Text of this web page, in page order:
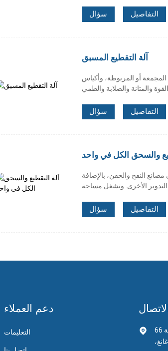
سؤال التفاصيل
آلة التقطيع المسبق
المجمعة أو المربوطة، وأكياس
سؤال التفاصيل
والسحق الكل في واحد
النفخ والحقن، بالإضافة
سؤال التفاصيل
دعم العملاء
التعليمات
66 طريق بايكسيونج، مدينة